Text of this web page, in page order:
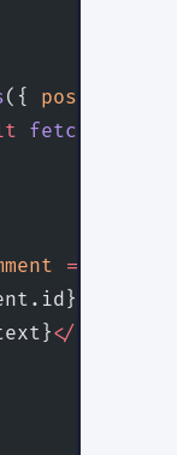
({ postId
=>
</